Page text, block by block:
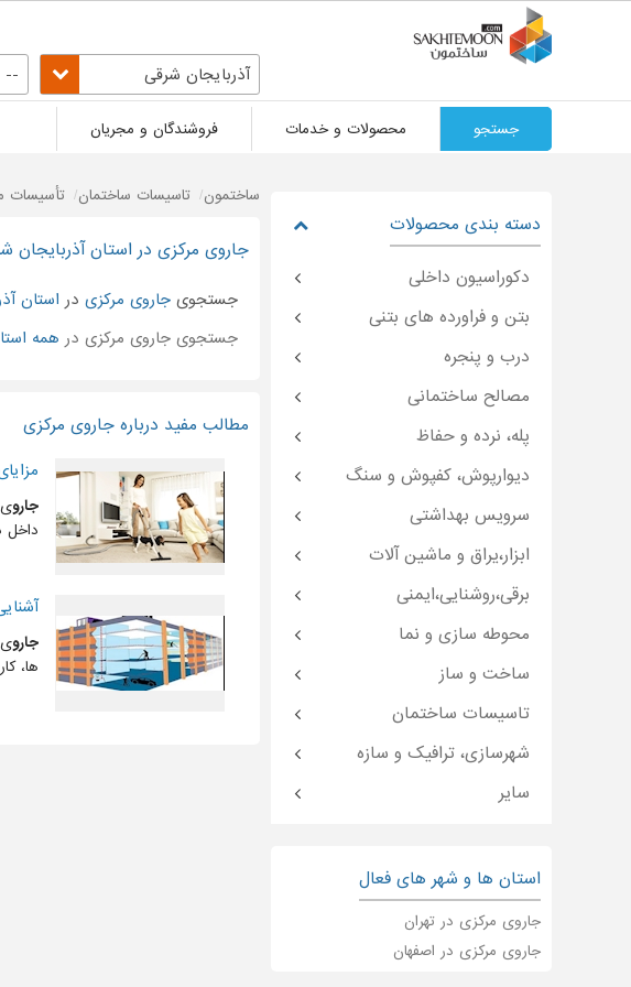
آذربایجان شرقی --
جستجو محصولات و خدمات فروشندگان و مجریان
ساختمون تاسیسات ساختمان تأسیسات
جاروی مرکزی در استان آذربایجان
جستجوی جاروی مرکزی در استان
جستجوی جاروی مرکزی در همه
مطالب مفید درباره جاروی مرکزی
جاروی
داخل
جاروی
ها،
دسته بندی محصولات
دکوراسیون داخلی
بتن و فراورده های بتنی
درب و پنجره
مصالح ساختمانی
پله، نرده و حفاظ
دیوارپوش، کفپوش و سنگ
سرویس بهداشتی
ابزار،یراق و ماشین آلات
برقی،روشنایی،ایمنی
محوطه سازی و نما
ساخت و ساز
تاسیسات ساختمان
شهرسازی، ترافیک و سازه
سایر
استان ها و شهر های فعال
جاروی مرکزی در تهران
جاروی مرکزی در اصفهان